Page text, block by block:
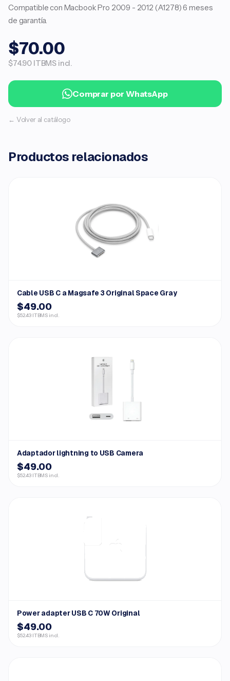
Compatible con Macbook Pro 2009 - 2012 (A1278) 6 meses
de garantía.
$70.00
$74.90 ITBMS incl.
Comprar por WhatsApp
← Volver al catálogo
Productos relacionados
Cable USB C a Magsafe 3 Original Space Gray
$49.00
$52.43 ITBMS incl.
Adaptador lightning to USB Camera
$49.00
$52.43 ITBMS incl.
Power adapter USB C 70W Original
$49.00
$52.43 ITBMS incl.